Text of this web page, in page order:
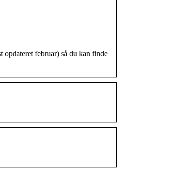
opdateret februar) så du kan finde